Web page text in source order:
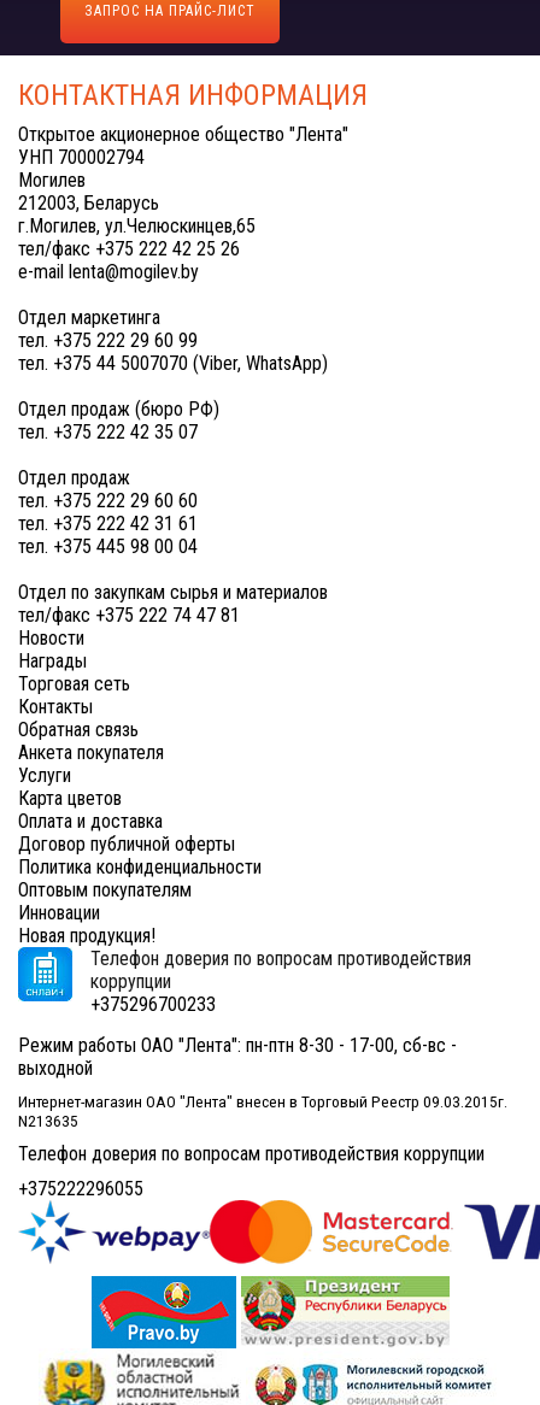
ЗАПРОС НА ПРАЙС-ЛИСТ
КОНТАКТНАЯ ИНФОРМАЦИЯ
Открытое акционерное общество "Лента"
УНП 700002794
Могилев
212003, Беларусь
г.Могилев, ул.Челюскинцев,65
тел/факс +375 222 42 25 26
e-mail lenta@mogilev.by
Отдел маркетинга
тел. +375 222 29 60 99
тел. +375 44 5007070 (Viber, WhatsApp)
Отдел продаж (бюро РФ)
тел. +375 222 42 35 07
Отдел продаж
тел. +375 222 29 60 60
тел. +375 222 42 31 61
тел. +375 445 98 00 04
Отдел по закупкам сырья и материалов
тел/факс +375 222 74 47 81
Новости
Награды
Торговая сеть
Контакты
Обратная связь
Анкета покупателя
Услуги
Карта цветов
Оплата и доставка
Договор публичной оферты
Политика конфиденциальности
Оптовым покупателям
Инновации
Новая продукция!
Телефон доверия по вопросам противодействия
коррупции
+375296700233
Режим работы ОАО "Лента": пн-птн 8-30 - 17-00, сб-вс -
выходной
Интернет-магазин ОАО "Лента" внесен в Торговый Реестр 09.03.2015г.
N213635
Телефон доверия по вопросам противодействия коррупции
+375222296055